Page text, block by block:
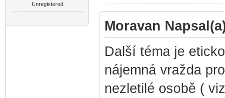
Unregistered
Moravan
Další téma je
nájemná vražda
nezletilé osobě (